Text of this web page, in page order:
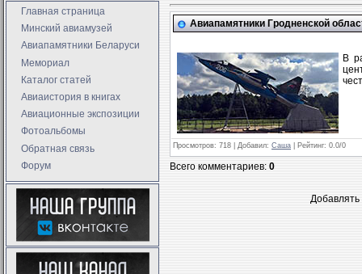
Главная страница
Минский авиамузей
Авиапамятники Беларуси
Мемориал
Каталог статей
Авиаистория в книгах
Авиационные экспозиции
Фотоальбомы
Обратная связь
Форум
Авиапамятники Гродненской
В
Просмотров: 718 | Добавил: Саша Рейтинг: 0.0/0
Всего комментариев:0
Добавлять